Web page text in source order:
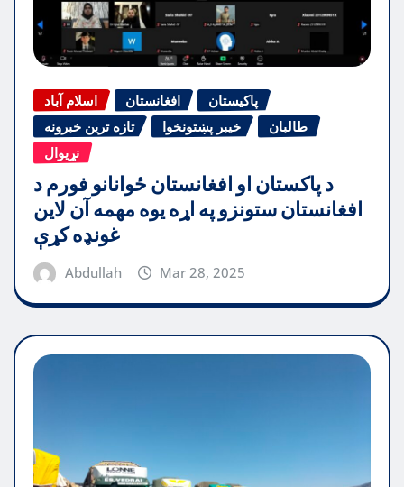
اسلام آباد افغانستان
پاکیستان
تازه ترین خبرونه
خیبر پښتونخوا
طالبان
نړیوال
د پاکستان او افغانستان ځوانانو فورم د
افغانستان ستونزو په اړه یوه مهمه آن لاین
غونډه کړې
Abdullah Mar 28, 2025